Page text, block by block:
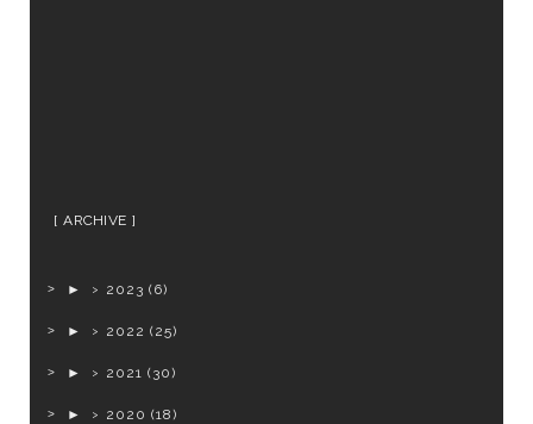
ARCHIVE
► 2023 (6)
► 2022 (25)
► 2021 (30)
► 2020 (18)